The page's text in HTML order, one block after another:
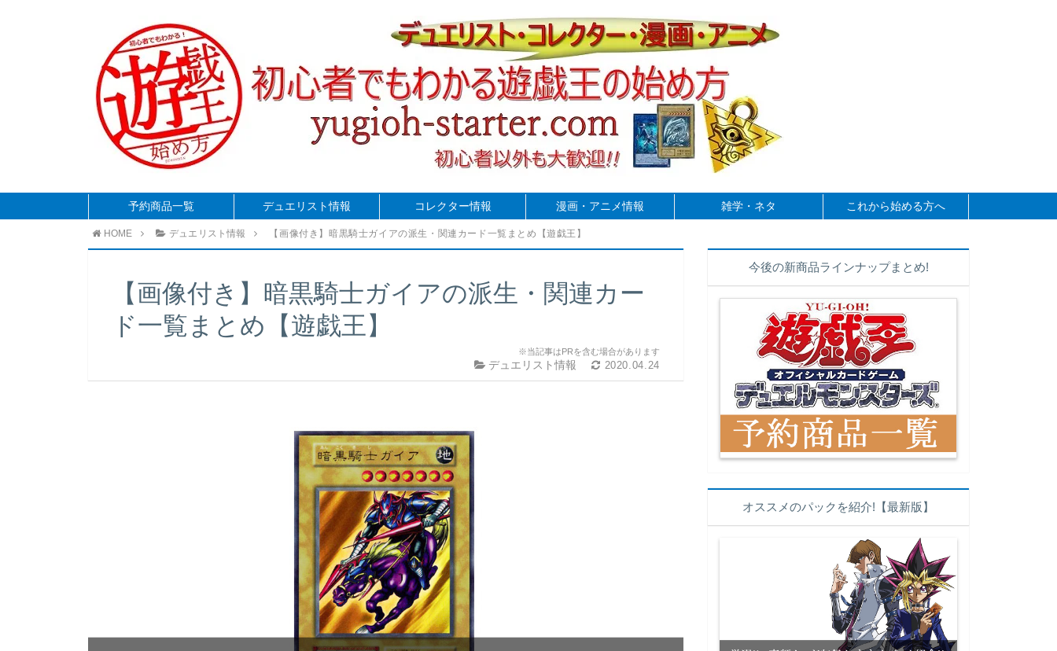
予約商品一覧 デュエリスト情報 コレクター情報 漫画・アニメ情報 雑学・ネタ これから始める方へ
HOME デュエリスト情報 【画像付き】暗黒騎士ガイアの派生・関連カード一覧まとめ【遊戯王】
【画像付き】暗黒騎士ガイアの派生・関連カー
ド一覧まとめ【遊戯王】
※当記事はPRを含む場合があります
デュエリスト情報 2020.04.24
今後の新商品ラインナップまとめ!
オススメのパックを紹介!【最新版】